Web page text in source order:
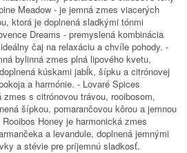
Meadow - je jemná zmes viacerých
ktorá je doplnená sladkými tónmi
Dreams - premyslená kombinácia
čaj na relaxáciu a chvíle pohody. -
bylinná zmes plná lipového kvetu,
kúskami jabĺk, šípku a citrónovej
a harmónie. - Lovaré Spices
s citrónovou trávou, rooibosom,
šípkou, pomarančovou kôrou a jemnou
Honey je harmonická zmes
a levandule, doplnená jemnými
a stévie pre príjemnú sladkosť.